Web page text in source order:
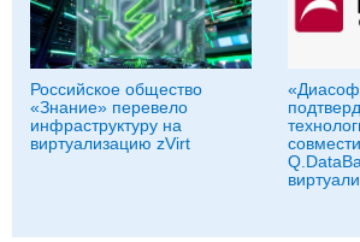
Российское общество
«Знание» перевело
инфраструктуру на
виртуализацию zVirt